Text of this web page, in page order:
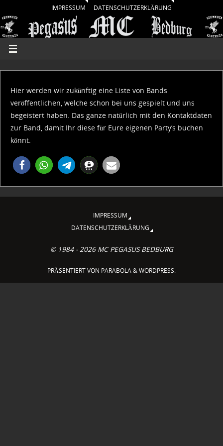
IMPRESSUM DATENSCHUTZERKLÄRUNG
Hier werden wir zukünftig eine Liste von Bands
veröffentlichen, welche schon bei uns gespielt und uns
begeistert haben. Das ganze natürlich mit den Kontaktdaten
zur Band, damit Ihr diese für Eure eigenen Party’s buchen
könnt.
IMPRESSUM
DATENSCHUTZERKLÄRUNG
© 1984 - 2026 MC PEGASUS BEDBURG
PRÄSENTIERT VON PARABOLA&WORDPRESS.